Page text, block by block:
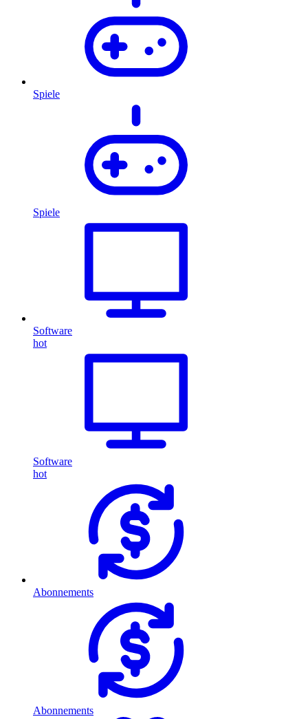
Spiele
Spiele
Software
hot
Software
hot
Abonnements
Abonnements